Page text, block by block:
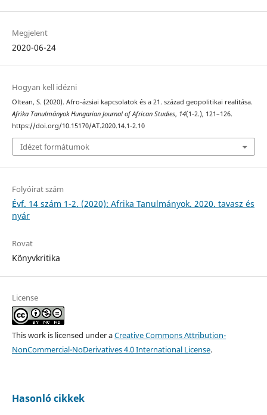
Megjelent
2020-06-24
Hogyan kell idézni
Oltean, S. (2020). Afro-ázsiai kapcsolatok és a 21. század geopolitikai realitása.
Afrika Tanulmányok Hungarian Journal of African Studies, 14(1-2.), 121–126.
https://doi.org/10.15170/AT.2020.14.1-2.10
Idézet formátumok
Folyóirat szám
Évf. 14 szám 1-2. (2020): Afrika Tanulmányok. 2020. tavasz és
nyár
Rovat
Könyvkritika
License
This work is licensed under aCreative Commons Attribution-
NonCommercial-NoDerivatives 4.0 International License.
Hasonló cikkek